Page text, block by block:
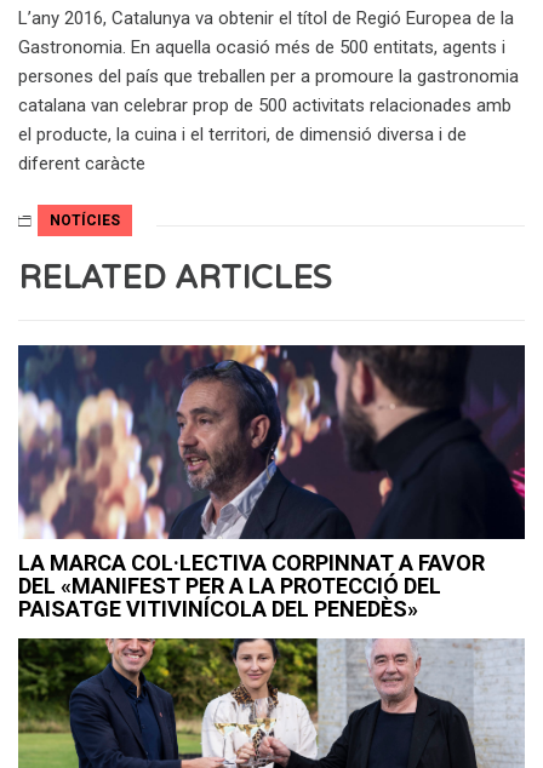
L’any 2016, Catalunya va obtenir el títol de Regió Europea de la
Gastronomia. En aquella ocasió més de 500 entitats, agents i
persones del país que treballen per a promoure la gastronomia
catalana van celebrar prop de 500 activitats relacionades amb
el producte, la cuina i el territori, de dimensió diversa i de
diferent caràcte
NOTÍCIES
RELATED ARTICLES
LA MARCA COL·LECTIVA CORPINNAT A FAVOR
DEL «MANIFEST PER A LA PROTECCIÓ DEL
PAISATGE VITIVINÍCOLA DEL PENEDÈS»